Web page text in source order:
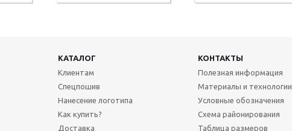
КАТАЛОГ
КОНТАКТЫ
Клиентам
Спецпошив
Нанесение логотипа
Как купить?
Доставка
Полезная информация
Материалы и технологии
Условные обозначения
Схема районирования
Таблица размеров